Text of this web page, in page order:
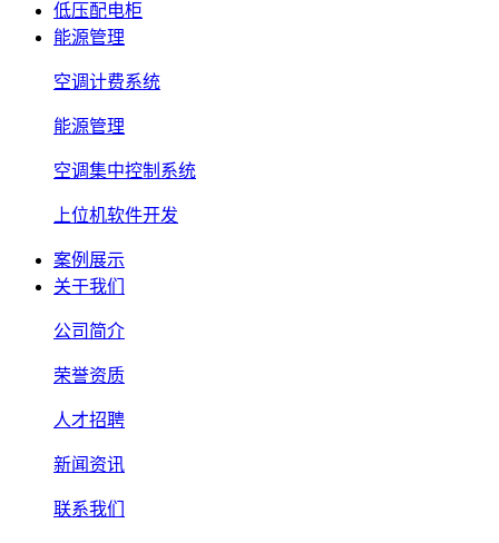
低压配电柜
能源管理
空调计费系统
能源管理
空调集中控制系统
上位机软件开发
案例展示
关于我们
公司简介
荣誉资质
人才招聘
新闻资讯
联系我们